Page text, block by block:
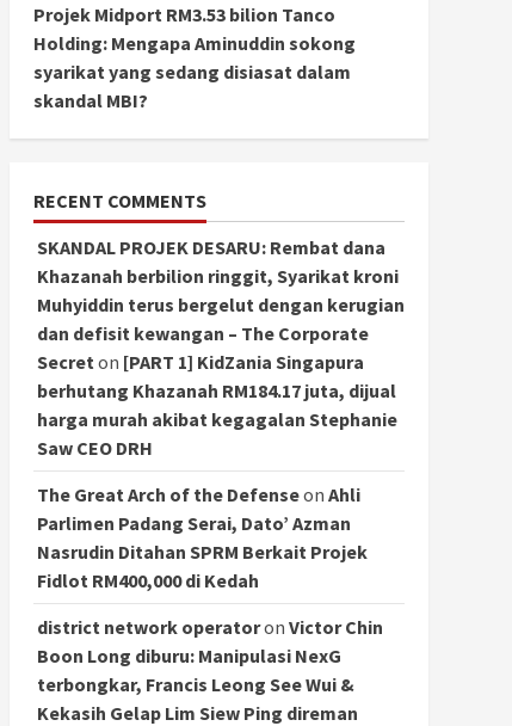
Projek Midport RM3.53 bilion Tanco
Holding: Mengapa Aminuddin sokong
syarikat yang sedang disiasat dalam
skandal MBI?
RECENT COMMENTS
SKANDAL PROJEK DESARU: Rembat dana
Khazanah berbilion ringgit, Syarikat kroni
Muhyiddin terus bergelut dengan kerugian
dan defisit kewangan – The Corporate
Secret on [PART 1] KidZania Singapura
berhutang Khazanah RM184.17 juta, dijual
harga murah akibat kegagalan Stephanie
Saw CEO DRH
The Great Arch of the Defenseon Ahli
Parlimen Padang Serai, Dato’ Azman
Nasrudin Ditahan SPRM Berkait Projek
Fidlot RM400,000 di Kedah
district network operatoron Victor Chin
Boon Long diburu: Manipulasi NexG
terbongkar, Francis Leong See Wui &
Kekasih Gelap Lim Siew Ping direman